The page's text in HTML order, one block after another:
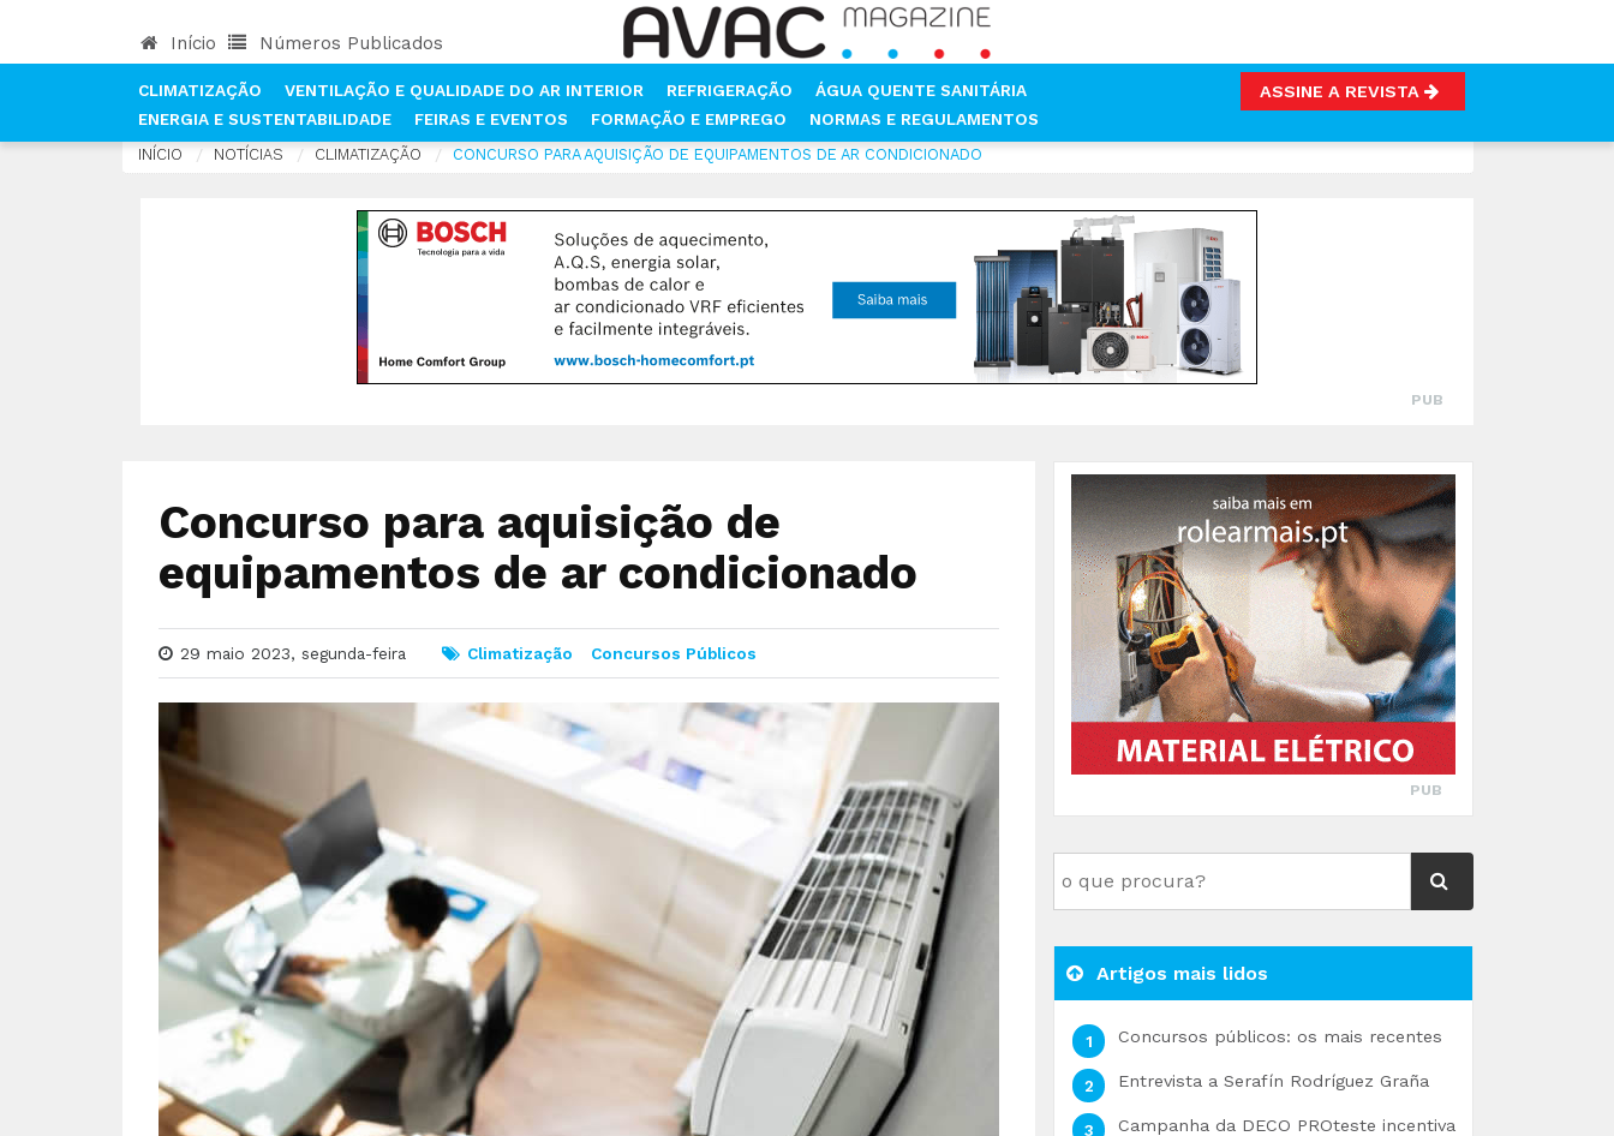
Início Números Publicados
CLIMATIZAÇÃO VENTILAÇÃO E QUALIDADE DO AR INTERIOR REFRIGERAÇÃO
ÁGUA QUENTE SANITÁRIA
ENERGIA E SUSTENTABILIDADE
FEIRAS E EVENTOS FORMAÇÃO E EMPREGO NORMAS E REGULAMENTOS
ASSINE A REVISTA
INÍCIO NOTÍCIAS CLIMATIZAÇÃO CONCURSO PARA AQUISIÇÃO DE EQUIPAMENTOS DE AR CONDICIONADO
PUB
Concurso para aquisição de
equipamentos de ar condicionado
29 maio 2023, segunda-feira Climatização Concursos Públicos
PUB
Artigos mais lidos
Concursos públicos: os mais recentes
Entrevista a Serafín Rodríguez Graña
Campanha da DECO PROteste incentiva